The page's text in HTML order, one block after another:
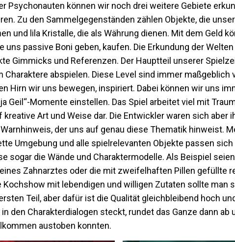
Psychonauten können wir noch drei weitere Gebiete
Zu den Sammelgegenständen zählen Objekte, die
und lila Kristalle, die als Währung dienen. Mit dem Geld
uns passive Boni geben, kaufen. Die Erkundung der
Gimmicks und Referenzen. Der Hauptteil unserer
abspielen. Diese Level sind immer maßgeblich
Hirn wir uns bewegen, inspiriert. Dabei können wir uns
Geil“-Momente einstellen. Das Spiel arbeitet viel mit
Art und Weise dar. Die Entwickler waren sich aber
der uns auf genau diese Thematik hinweist.
Umgebung und alle spielrelevanten Objekte passen sich
sogar die Wände und Charaktermodelle. Als Beispiel
Zahnarztes oder die mit zweifelhaften Pillen gefüllte
mit lebendigen und willigen Zutaten sollte man
Teil, aber dafür ist die Qualität gleichbleibend hoch
den Charakterdialogen steckt, rundet das Ganze dann ab
austoben konnten.